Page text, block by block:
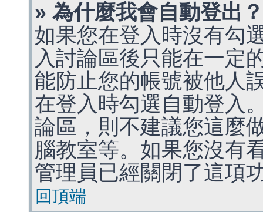
» 為什麼我會自動登出？
如果您在登入時沒有勾
入討論區後只能在一定
能防止您的帳號被他人
在登入時勾選自動登入
論區，則不建議您這麼
腦教室等。如果您沒有
管理員已經關閉了這項
回頂端